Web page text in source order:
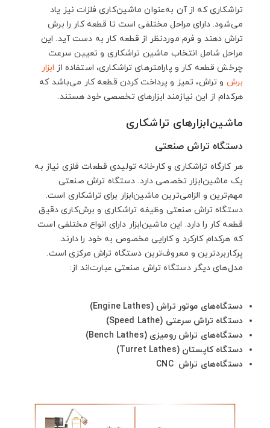
تراشکاری که از آن به‌عنوان ماشین‌کاری فلزات نیز یاد
می‌شود. دارای مراحل مختلفی است تا قطعه کار را برش
تراش دهند و فرم موردنظر از قطعه کار به دست آید. این
مراحل شامل انتخاب ماشین تراشکاری و تعیین سرعت
چرخش قطعه کار و پارامترهای تراشکاری، استفاده از ابزار
برش و تراش، تمیز و پرداخت کردن قطعه کار می‌باشد که
هرکدام از این نیازمند ابزارهای تخصصی خود هستند.
ماشین‌ابزارهای تراشکاری
دستگاه تراش صنعتی
هر کارگاه تراشکاری و کارخانه تولیدی قطعات فلزی نیاز به
یک ماشین‌ابزار تخصصی دارد. دستگاه تراش صنعتی
مهم‌ترین و الزامی‌ترین ماشین‌ابزار برای تراشکاری است.
دستگاه تراش صنعتی وظیفه تراشکاری و برش‌کاری دقیق
قطعه کار را دارد. این ماشین‌ابزار دارای انواع مختلفی است
که هرکدام کارکرد و کارایی مخصوص به خود را دارند.
پرکاربردترین و معروف‌ترین دستگاه تراش مرکزی است.
مدل‌های دیگر دستگاه تراش صنعتی عبارت‌اند از:
دستگاه‌های موتور تراش (Engine Lathes)
دستگاه تراش سرعتی (Speed Lathe)
دستگاه‌های تراش رومیزی (Bench Lathes)
دستگاه کاپستان (Turret Lathes)
دستگاه‌های تراش CNC